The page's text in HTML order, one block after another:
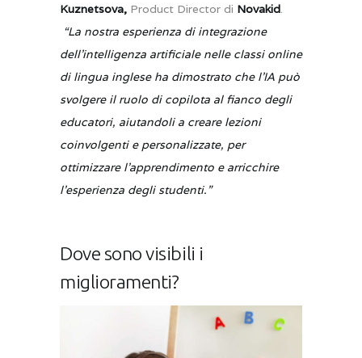
Kuznetsova, Product Director di Novakid.
“La nostra esperienza di integrazione
dell’intelligenza artificiale nelle classi online
di lingua inglese ha dimostrato che l’IA può
svolgere il ruolo di copilota al fianco degli
educatori, aiutandoli a creare lezioni
coinvolgenti e personalizzate, per
ottimizzare l’apprendimento e arricchire
l’esperienza degli studenti.”
Dove sono visibili i
miglioramenti?